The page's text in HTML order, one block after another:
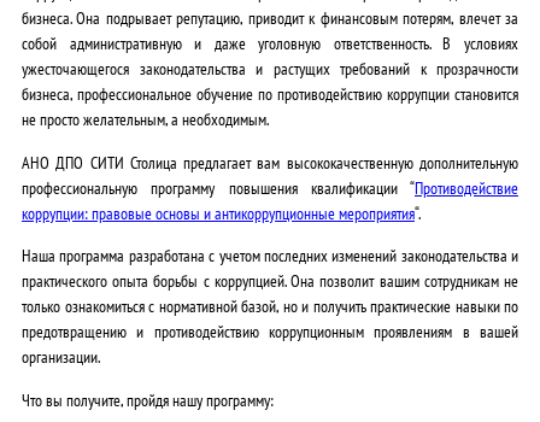
бизнеса. Она подрывает репутацию, приводит к финансовым потерям, влечет за
собой административную и даже уголовную ответственность. В условиях
ужесточающегося законодательства и растущих требований к прозрачности
бизнеса, профессиональное обучение по противодействию коррупции становится
не просто желательным, а необходимым.
АНО ДПО СИТИ Столица предлагает вам высококачественную дополнительную
профессиональную программу повышения квалификации “Противодействие
коррупции: правовые основы и антикоррупционные мероприятия“.
Наша программа разработана с учетом последних изменений законодательства и
практического опыта борьбы с коррупцией. Она позволит вашим сотрудникам не
только ознакомиться с нормативной базой, но и получить практические навыки по
предотвращению и противодействию коррупционным проявлениям в вашей
организации.
Что вы получите, пройдя нашу программу: